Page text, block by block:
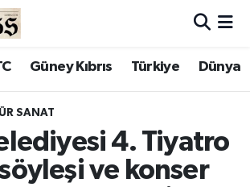
Güney Kıbrıs Türkiye Dünya
SANAT
4. Tiyatro
ve konser
Durumu ve Fikstür